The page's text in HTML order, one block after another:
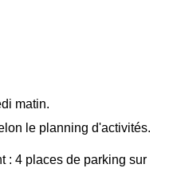
matin.
le planning d'activités.
: 4 places de parking sur